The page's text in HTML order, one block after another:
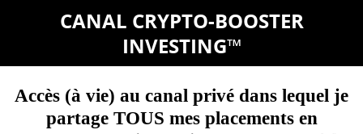
CANAL CRYPTO-BOOSTER
INVESTING™
Accès (à vie) au canal privé dans lequel je
partage TOUS mes placements en